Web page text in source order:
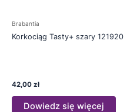
Brabantia
Korkociąg Tasty+ szary 121920
42,00 zł
Dowiedz się więcej